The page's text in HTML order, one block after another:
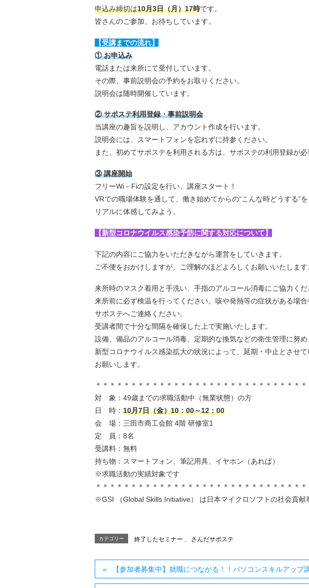
申込み締切は10月3日（月）17時です。
皆さんのご参加、お待ちしています。
【受講までの流れ】
① お申込み
電話または来所にて受付しています。
その際、事前説明会の予約をお取りください。
説明会は随時開催しています。
② サポステ利用登録・事前説明会
当講座の趣旨を説明し、アカウント作成を行います。
説明会には、スマートフォンを忘れずに持参ください。
また、初めてサポステを利用される方は、サポステの利用登録が必
③ 講座開始
フリーWi－Fiの設定を行い、講座スタート！
VRでの職場体験を通して、働き始めてからの“こんな時どうする”を
リアルに体感してみよう。
【新型コロナウイルス感染予防に関する対応について】
下記の内容にご協力をいただきながら運営をしていきます。
ご不便をおかけしますが、ご理解のほどよろしくお願いいたします
来所時のマスク着用と手洗い、手指のアルコール消毒にご協力くだ
来所前に必ず検温を行ってください。咳や発熱等の症状がある場
サポステへご連絡ください。
受講者間で十分な間隔を確保した上で実施いたします。
設備、備品のアルコール消毒、定期的な換気などの衛生管理に努め
新型コロナウイルス感染拡大の状況によって、延期・中止とさせ
お願いします。
＊＊＊＊＊＊＊＊＊＊＊＊＊＊＊＊＊＊＊＊＊＊＊＊＊＊＊＊＊＊
対 象：49歳までの求職活動中（無業状態）の方
日 時： 10月7日（金）10：00～12：00
会 場：三田市商工会館 4階 研修室1
定 員：8名
受講料：無料
持ち物：スマートフォン、筆記用具、イヤホン（あれば）
※求職活動の実績対象です
＊＊＊＊＊＊＊＊＊＊＊＊＊＊＊＊＊＊＊＊＊＊＊＊＊＊＊＊＊＊
※GSI （Global Skills Initiative） は日本マイクロソフトの社会貢献
カテゴリー 終了したセミナー 、 さんだサポステ
【参加者募集中】就職につながる！！パソコンスキルアッ